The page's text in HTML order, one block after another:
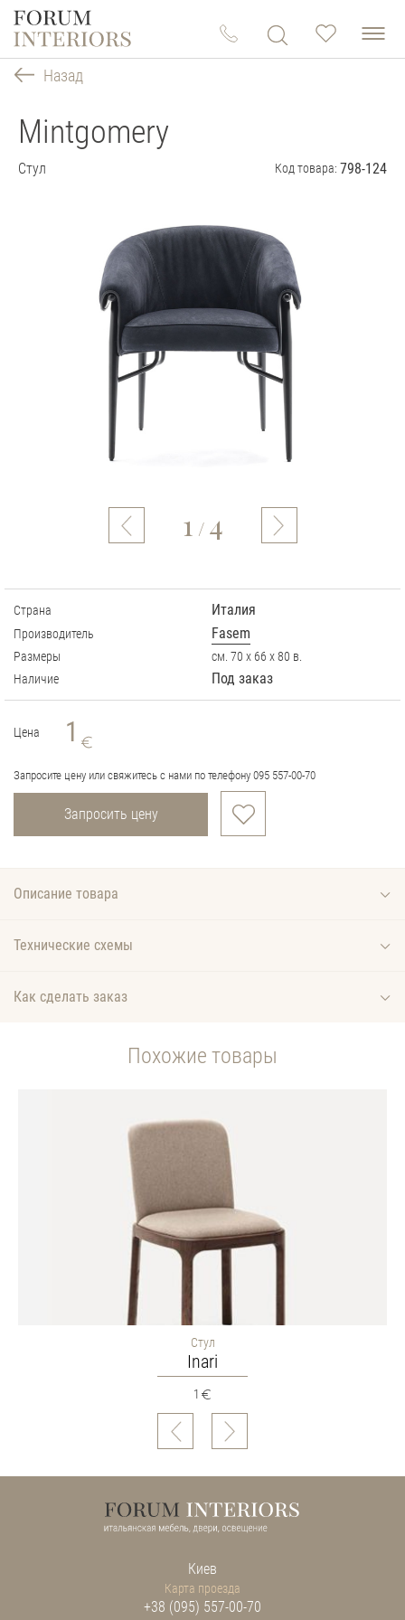
Назад
1 / 4
Mintgomery
Стул Код товара: 798-124
Страна Италия
Производитель Fasem
Размеры
см. 70 х 66 х 80 в.
Наличие
Под заказ
Цена 1
Запросите цену или свяжитесь с нами по телефону 095 557-00-70
Запросить цену
Описание товара
Технические схемы
Как сделать заказ
Похожие товары
Стул
Inari
1
Киев
Карта проезда
+38 (095) 557-00-70